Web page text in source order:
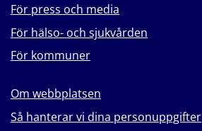
För press och media
För hälso- och sjukvården
För kommuner
Om webbplatsen
Så hanterar vi dina personuppgifter